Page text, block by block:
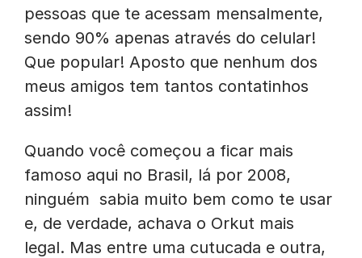
pessoas que te acessam mensalmente,
sendo 90% apenas através do celular!
Que popular! Aposto que nenhum dos
meus amigos tem tantos contatinhos
assim!
Quando você começou a ficar mais
famoso aqui no Brasil, lá por 2008,
ninguém sabia muito bem como te usar
e, de verdade, achava o Orkut mais
legal. Mas entre uma cutucada e outra,